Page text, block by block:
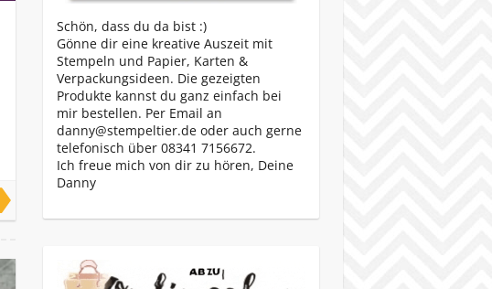
Schön, dass du da bist :)
Gönne dir eine kreative Auszeit mit
Stempeln und Papier, Karten &
Verpackungsideen. Die gezeigten
Produkte kannst du ganz einfach bei
mir bestellen. Per Email an
danny@stempeltier.de oder auch gerne
telefonisch über 08341 7156672.
Ich freue mich von dir zu hören, Deine
Danny